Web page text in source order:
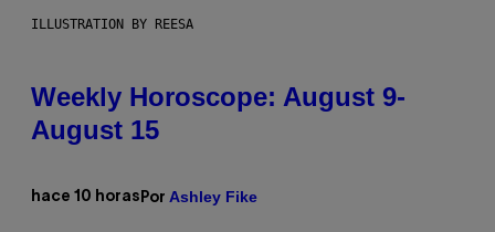
ILLUSTRATION BY REESA
Weekly Horoscope: August 9-
August 15
hace 10 horas Por Ashley Fike